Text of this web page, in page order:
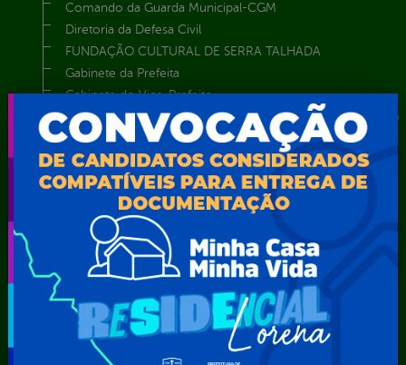
Comando da Guarda Municipal-CGM
Diretoria da Defesa Civil
FUNDAÇÃO CULTURAL DE SERRA TALHADA
Gabinete da Prefeita
Gabinete do Vice-Prefeito
Instituto de Previdência Própria dos Servidores Públicos do
Município de Serra Talhada-IPPS
Obras e Infraestrutura
Procuradoria Geral do Município
Secretaria de Comunicação Social e Audiovisual
Secretaria de Desenvolvimento Econômico e Turismo
Secretaria de Iluminação Pública e Energia Elétrica
Secretaria Municipal da Mulher – SEMU
Secretaria Municipal de Administração – SAD
Secretaria Municipal de Agricultura e Recursos Hídricos –
SEMARH / Secretaria de Agricultura Familiar – SEMAF
Secretaria Municipal de Educação – SEST